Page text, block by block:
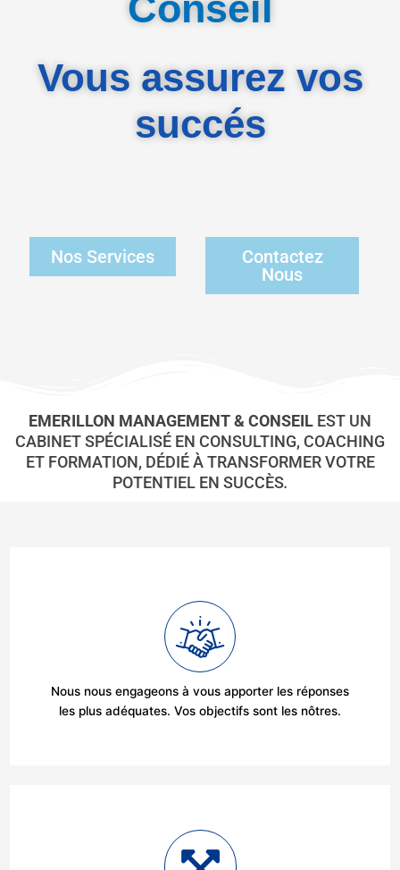
Vous assurez vos
succés
Nos Services
Contactez
Nous
EMERILLON MANAGEMENT & CONSEIL EST UN
CABINET SPÉCIALISÉ EN CONSULTING, COACHING
ET FORMATION, DÉDIÉ À TRANSFORMER VOTRE
POTENTIEL EN SUCCÈS.
Nous nous engageons à vous apporter les réponses
les plus adéquates. Vos objectifs sont les nôtres.